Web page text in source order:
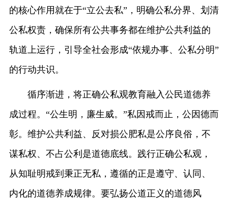
的核心作用就在于“立公去私”，明确公私分界、划清
公私权责，确保所有公共事务都在维护公共利益的
轨道上运行，引导全社会形成“依规办事、公私分明”
的行动共识。
循序渐进，将正确公私观教育融入公民道德养
成过程。“公生明，廉生威。”私因戒而止，公因德而
彰。维护公共利益、反对损公肥私是公序良俗，不
谋私权、不占公利是道德底线。践行正确公私观，
从知耻明戒到秉正无私，遵循的正是遵守、认同、
内化的道德养成规律。要弘扬公道正义的道德风